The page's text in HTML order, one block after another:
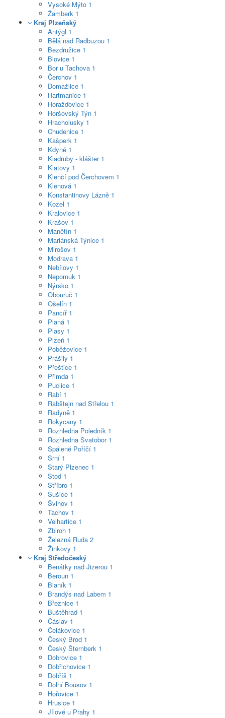
Vysoké Mýto 1
Žamberk 1
Kraj Plzeňský
Antýgl 1
Bělá nad Radbuzou 1
Bezdružice 1
Blovice 1
Bor u Tachova 1
Čerchov 1
Domažlice 1
Hartmanice 1
Horažďovice 1
Horšovský Týn 1
Hracholusky 1
Chudenice 1
Kašperk 1
Kdyně 1
Kladruby - klášter 1
Klatovy 1
Klenčí pod Čerchovem 1
Klenová 1
Konstantinovy Lázně 1
Kozel 1
Kralovice 1
Krašov 1
Manětín 1
Mariánská Týnice 1
Mirošov 1
Modrava 1
Nebílovy 1
Nepomuk 1
Nýrsko 1
Obouruč 1
Ošelín 1
Pancíř 1
Planá 1
Plasy 1
Plzeň 1
Poběžovice 1
Prášily 1
Přeštice 1
Přimda 1
Puclice 1
Rabí 1
Rabštejn nad Střelou 1
Radyně 1
Rokycany 1
Rozhledna Poledník 1
Rozhledna Svatobor 1
Spálené Poříčí 1
Srní 1
Starý Plzenec 1
Stod 1
Stříbro 1
Sušice 1
Švihov 1
Tachov 1
Velhartice 1
Zbiroh 1
Železná Ruda 2
Žinkovy 1
Kraj Středočeský
Benátky nad Jizerou 1
Beroun 1
Blaník 1
Brandýs nad Labem 1
Březnice 1
Buštěhrad 1
Čáslav 1
Čelákovice 1
Český Brod 1
Český Šternberk 1
Dobrovice 1
Dobřichovice 1
Dobříš 1
Dolní Bousov 1
Hořovice 1
Hrusice 1
Jílové u Prahy 1